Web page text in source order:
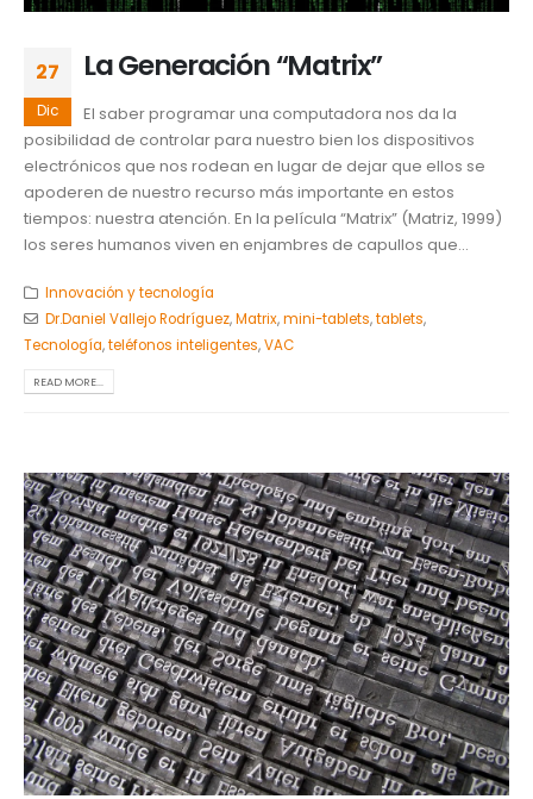
27
Dic
La Generación “Matrix”
El saber programar una computadora nos da la
posibilidad de controlar para nuestro bien los dispositivos
electrónicos que nos rodean en lugar de dejar que ellos se
apoderen de nuestro recurso más importante en estos
tiempos: nuestra atención. En la película “Matrix” (Matriz, 1999)
los seres humanos viven en enjambres de capullos que...
Innovación y tecnología
Dr.Daniel Vallejo Rodríguez,Matrix,mini-tablets,tablets,
Tecnología,teléfonos inteligentes,VAC
READ MORE...